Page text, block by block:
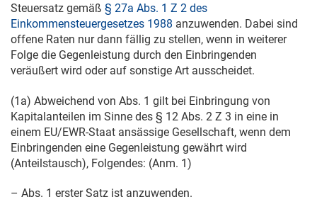
Steuersatz gemäß § 27a Abs. 1 Z 2 des
Einkommensteuergesetzes 1988 anzuwenden. Dabei sind
offene Raten nur dann fällig zu stellen, wenn in weiterer
Folge die Gegenleistung durch den Einbringenden
veräußert wird oder auf sonstige Art ausscheidet.
(1a) Abweichend von Abs. 1 gilt bei Einbringung von
Kapitalanteilen im Sinne des § 12 Abs. 2 Z 3 in eine in
einem EU/EWR-Staat ansässige Gesellschaft, wenn dem
Einbringenden eine Gegenleistung gewährt wird
(Anteilstausch), Folgendes: (Anm. 1)
– Abs. 1 erster Satz ist anzuwenden.